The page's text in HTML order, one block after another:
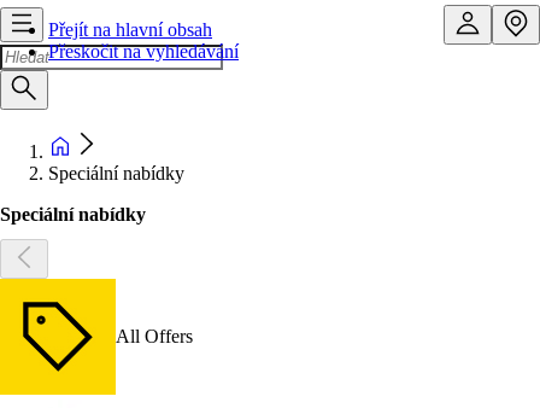
Přejít na hlavní obsah
Přeskočit na vyhledávání
Speciální nabídky
Speciální nabídky
All Offers